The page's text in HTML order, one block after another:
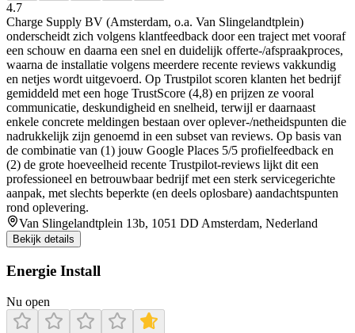
4.7
Charge Supply BV (Amsterdam, o.a. Van Slingelandtplein)
onderscheidt zich volgens klantfeedback door een traject met vooraf
een schouw en daarna een snel en duidelijk offerte-/afspraakproces,
waarna de installatie volgens meerdere recente reviews vakkundig
en netjes wordt uitgevoerd. Op Trustpilot scoren klanten het bedrijf
gemiddeld met een hoge TrustScore (4,8) en prijzen ze vooral
communicatie, deskundigheid en snelheid, terwijl er daarnaast
enkele concrete meldingen bestaan over oplever-/netheidspunten die
na­drukkelijk zijn genoemd in een subset van reviews. Op basis van
de combinatie van (1) jouw Google Places 5/5 profielfeedback en
(2) de grote hoeveelheid recente Trustpilot-reviews lijkt dit een
professioneel en betrouwbaar bedrijf met een sterk servicegerichte
aanpak, met slechts beperkte (en deels oplosbare) aandachtspunten
rond oplevering.
Van Slingelandtplein 13b, 1051 DD Amsterdam, Nederland
Bekijk details
Energie Install
Nu open